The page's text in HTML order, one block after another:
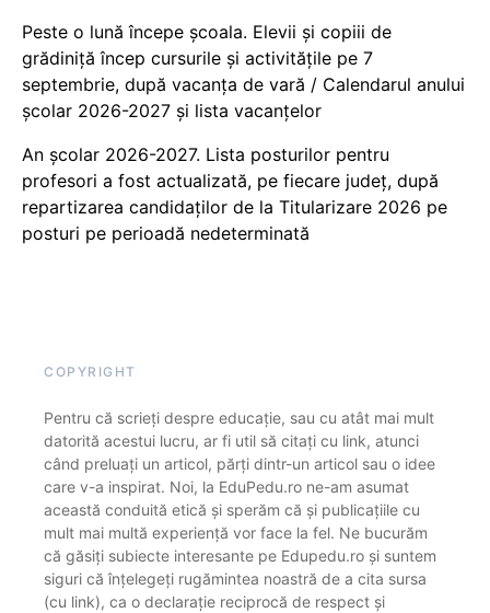
Peste o lună începe școala. Elevii și copiii de
grădiniță încep cursurile și activitățile pe 7
septembrie, după vacanța de vară / Calendarul anului
școlar 2026-2027 și lista vacanțelor
An școlar 2026-2027. Lista posturilor pentru
profesori a fost actualizată, pe fiecare județ, după
repartizarea candidaților de la Titularizare 2026 pe
posturi pe perioadă nedeterminată
COPYRIGHT
Pentru că scrieți despre educație, sau cu atât mai mult
datorită acestui lucru, ar fi util să citați cu link, atunci
când preluați un articol, părți dintr-un articol sau o idee
care v-a inspirat. Noi, la EduPedu.ro ne-am asumat
această conduită etică și sperăm că și publicațiile cu
mult mai multă experiență vor face la fel. Ne bucurăm
că găsiți subiecte interesante pe Edupedu.ro și suntem
siguri că înțelegeți rugămintea noastră de a cita sursa
(cu link), ca o declarație reciprocă de respect și